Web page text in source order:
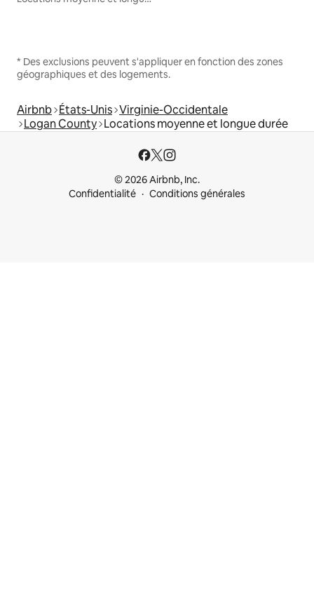
* Des exclusions peuvent s'appliquer en fonction des zones
géographiques et des logements.
Airbnb États-Unis Virginie-Occidentale
Logan County Locations moyenne et longue durée
© 2026 Airbnb, Inc.
Confidentialité
Conditions générales